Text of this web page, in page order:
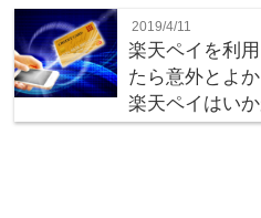
2019/4/11
楽天ペイを利
たら意外とよ
楽天ペイはい